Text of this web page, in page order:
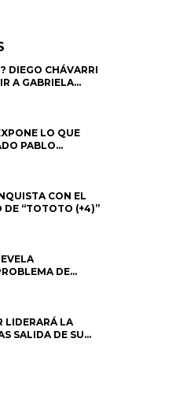
DIEGO CHÁVARRI
A GABRIELA
SU SALIDA
LO QUE
PABLO
FULLER: “UNA
QUERÍA EL
CON EL
DE “TOTOTO (+4)”
DE
SEPARARSE DE
UN
LIDERARÁ LA
SALIDA DE SU
CON